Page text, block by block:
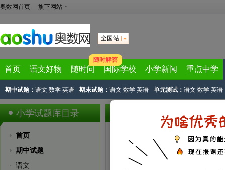
奥数网首页 旗下网站
全国站
首页 语文好物 随时问
随时解答
国际学校 小学新闻 重点中学
期中试题： 语文 数学 英语 期末试题： 语文 数学 英语 单元测试： 语文 数学 英语
小学试题库目录
首页
期中试题
语文
期中试题 - 数学
科目：